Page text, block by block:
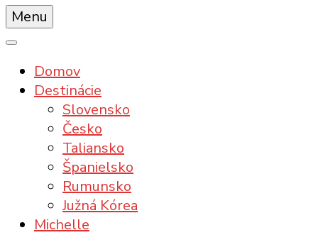
Menu
Domov
Destinácie
Slovensko
Česko
Taliansko
Španielsko
Rumunsko
Južná Kórea
Michelle